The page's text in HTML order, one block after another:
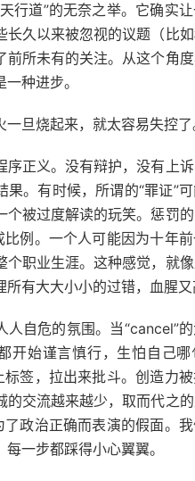
行道”的无奈之举。它确实
长久以来被忽视的议题（比如
前所未有的关注。从这个角
种进步。
旦烧起来，就太容易失控了
序正义。没有辩护，没有上
果。有时候，所谓的“罪证”
个被过度解读的玩笑。惩罚
比例。一个人可能因为十年
个职业生涯。这种感觉，就
有大大小小的过错，血腥又
人自危的氛围。当“cancel”
开始谨言慎行，生怕自己哪
标签，拉出来批斗。创造力
的交流越来越少，取而代之
了政治正确而表演的假面。
一步都踩得小心翼翼。